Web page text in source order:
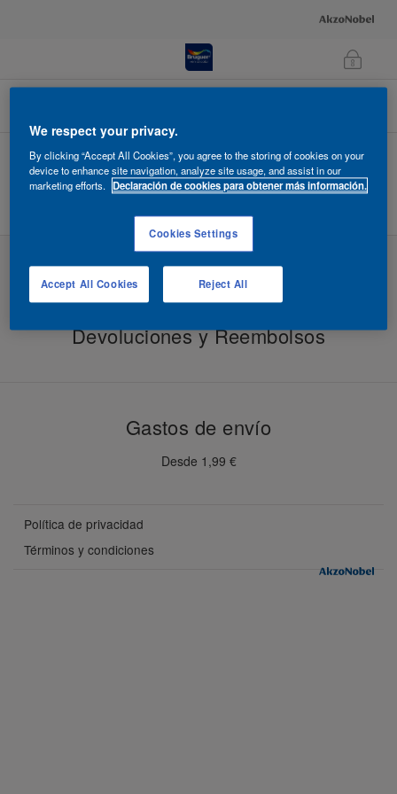
Su cesta está vacía
Seguir comprando
Devoluciones y Reembolsos
Gastos de envío
Desde 1,99 €
Política de privacidad
Términos y condiciones
We respect your privacy.
By clicking “Accept All Cookies”, you agree to the storing of cookies on your
device to enhance site navigation, analyze site usage, and assist in our
marketing efforts. Declaración de cookies para obtener más información.
Cookies Settings
Reject All
Accept All Cookies